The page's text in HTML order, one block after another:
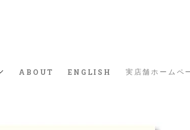
ABOUT ENGLISH 実店舗ホームペ